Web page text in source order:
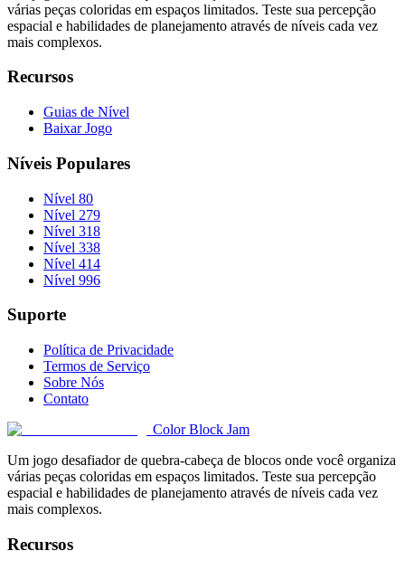
várias peças coloridas em espaços limitados. Teste sua percepção
espacial e habilidades de planejamento através de níveis cada vez
mais complexos.
Recursos
Guias de Nível
Baixar Jogo
Níveis Populares
Nível 80
Nível 279
Nível 318
Nível 338
Nível 414
Nível 996
Suporte
Política de Privacidade
Termos de Serviço
Sobre Nós
Contato
Color Block Jam
Um jogo desafiador de quebra-cabeça de blocos onde você organiza
várias peças coloridas em espaços limitados. Teste sua percepção
espacial e habilidades de planejamento através de níveis cada vez
mais complexos.
Recursos